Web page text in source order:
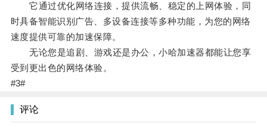
它通过优化网络连接，提供流畅、稳定的上网体验，同
时具备智能识别广告、多设备连接等多种功能，为您的网络
速度提供可靠的加速保障。
无论您是追剧、游戏还是办公，小哈加速器都能让您享
受到更出色的网络体验。
#3#
评论